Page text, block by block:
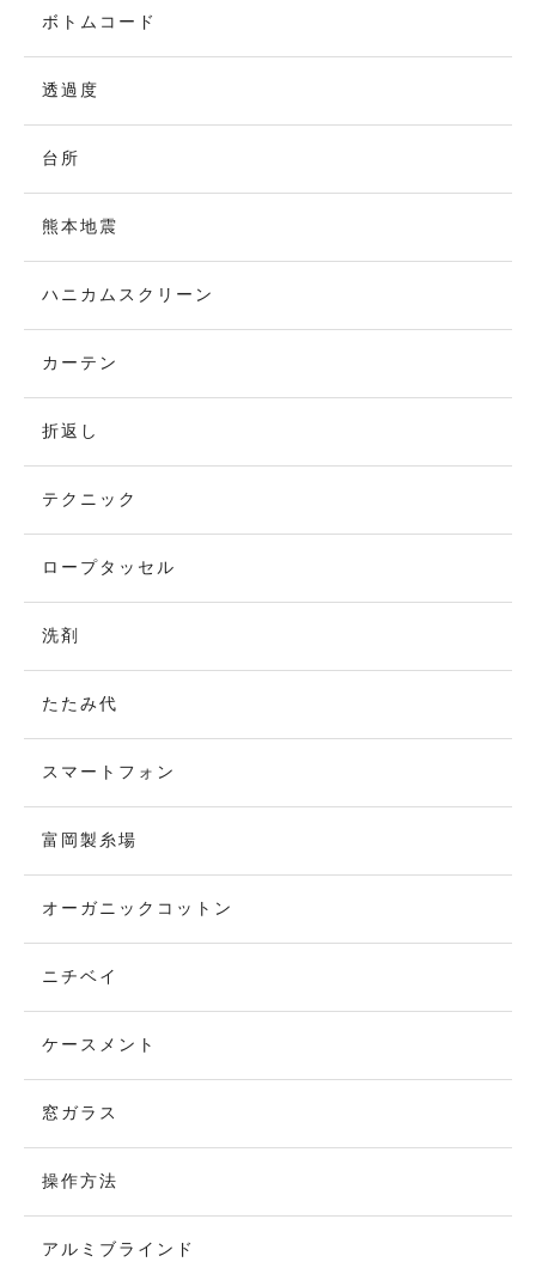
ボトムコード
透過度
台所
熊本地震
ハニカムスクリーン
カーテン
折返し
テクニック
ロープタッセル
洗剤
たたみ代
スマートフォン
富岡製糸場
オーガニックコットン
ニチベイ
ケースメント
窓ガラス
操作方法
アルミブラインド